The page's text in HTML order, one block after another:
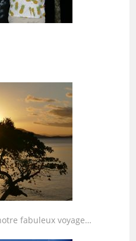
fabuleux voyage…